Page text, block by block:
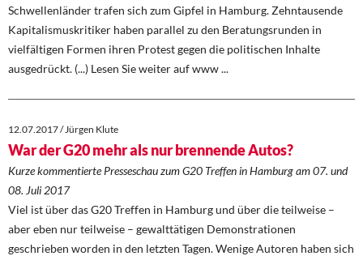
Weitere Themen
Memo-Gruppe
Institut Solidarische Moderne
Rosa-Luxemburg-Stiftung
Über mich
Kontakt
Schwellenländer trafen sich zum Gipfel in Hamburg. Zehntausende
Kapitalismuskritiker haben parallel zu den Beratungsrunden in
vielfältigen Formen ihren Protest gegen die politischen Inhalte
ausgedrückt. (...) Lesen Sie weiter auf www ...
12.07.2017 / Jürgen Klute
War der G20 mehr als nur brennende Autos?
Kurze kommentierte Presseschau zum G20 Treffen in Hamburg am 07. und
08. Juli 2017
Viel ist über das G20 Treffen in Hamburg und über die teilweise –
aber eben nur teilweise – gewalttätigen Demonstrationen
geschrieben worden in den letzten Tagen. Wenige Autoren haben sich